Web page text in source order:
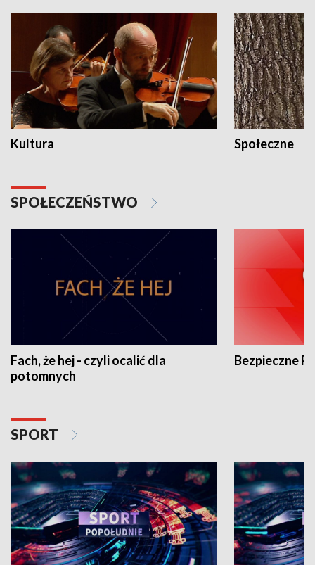
Kultura Społeczne
SPOŁECZEŃSTWO
Fach, że hej - czyli ocalić dla
potomnych
Bezpieczne
SPORT